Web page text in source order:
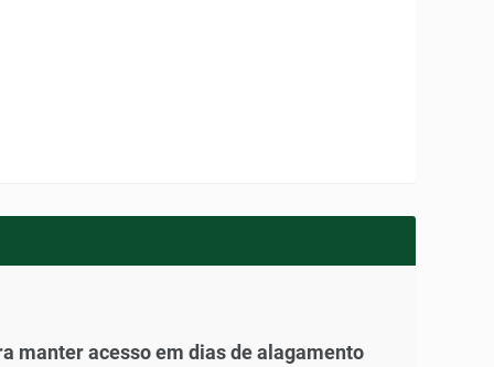
manter acesso em dias de alagamento